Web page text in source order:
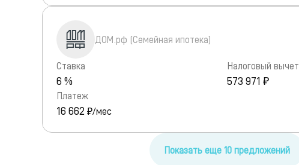
ДОМ.рф (Семейная ипотека)
Ставка
6 %
Налоговый вычет
573 971 ₽
Платеж
16 662 ₽/мес
Показать еще 10 предложений